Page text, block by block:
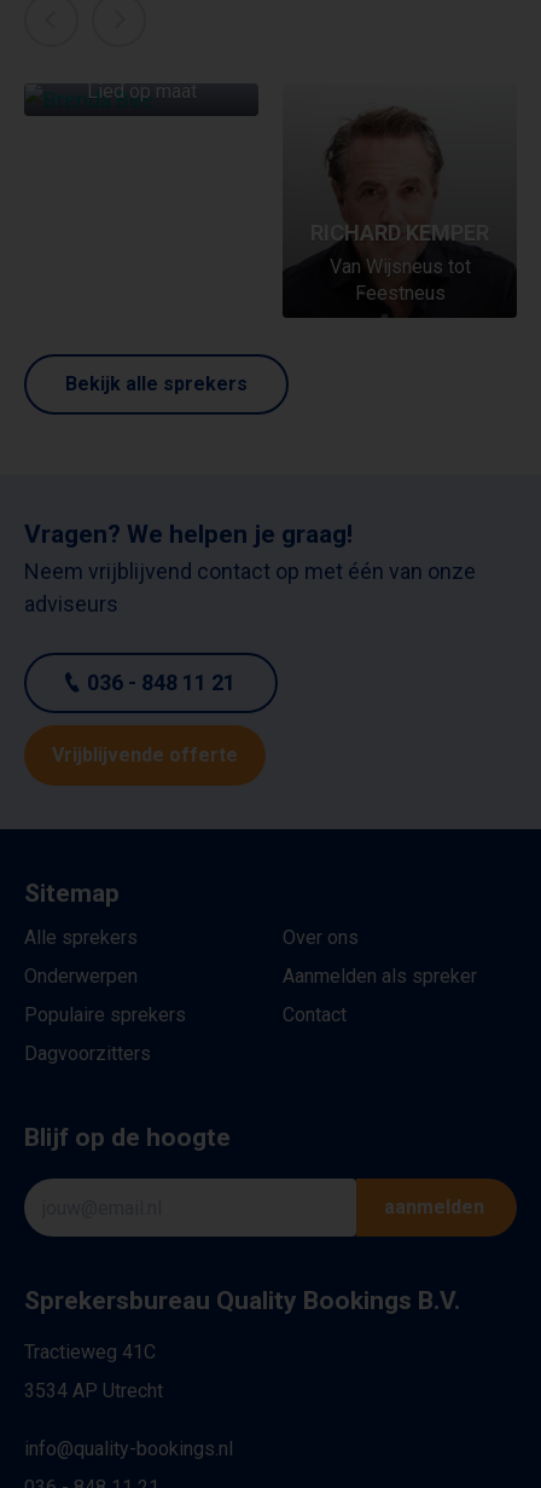
Lied op maat
RICHARD KEMPER
Van Wijsneus tot
Feestneus
Bekijk alle sprekers
Vragen? We helpen je graag!
Neem vrijblijvend contact op met één van onze
adviseurs
036 - 848 11 21
Vrijblijvende offerte
Sitemap
Alle sprekers
Onderwerpen
Populaire sprekers
Dagvoorzitters
Over ons
Aanmelden als spreker
Contact
Blijf op de hoogte
aanmelden
Sprekersbureau Quality Bookings B.V.
Tractieweg 41C
3534 AP Utrecht
info@quality-bookings.nl